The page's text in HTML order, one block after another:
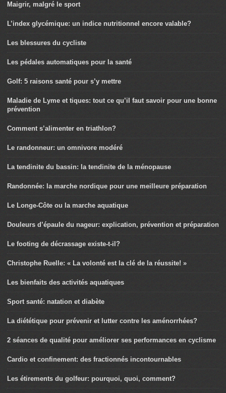
Maigrir, malgré le sport
L’index glycémique: un indice nutritionnel encore valable?
Les blessures du cycliste
Les pédales automatiques pour la santé
Golf: 5 raisons santé pour s’y mettre
Maladie de Lyme et tiques: tout ce qu’il faut savoir pour une bonne
prévention
Comment s’alimenter en triathlon?
Le randonneur: un omnivore modéré
La tendinite du bassin: la tendinite de la ménopause
Randonnée: la marche nordique pour une meilleure préparation
Le Longe-Côte ou la marche aquatique
Douleurs d’épaule du nageur: explication, prévention et préparation
Le footing de décrassage existe-t-il?
Christophe Ruelle: « La volonté est la clé de la réussite! »
Les bienfaits des activités aquatiques
Sport santé: natation et diabète
La diététique pour prévenir et lutter contre les aménorrhées?
2 séances de qualité pour améliorer ses performances en cyclisme
Cardio et confinement: des fractionnés incontournables
Les étirements du golfeur: pourquoi, quoi, comment?